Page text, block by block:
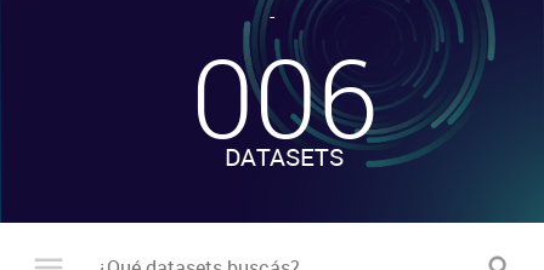
-
006
DATASETS